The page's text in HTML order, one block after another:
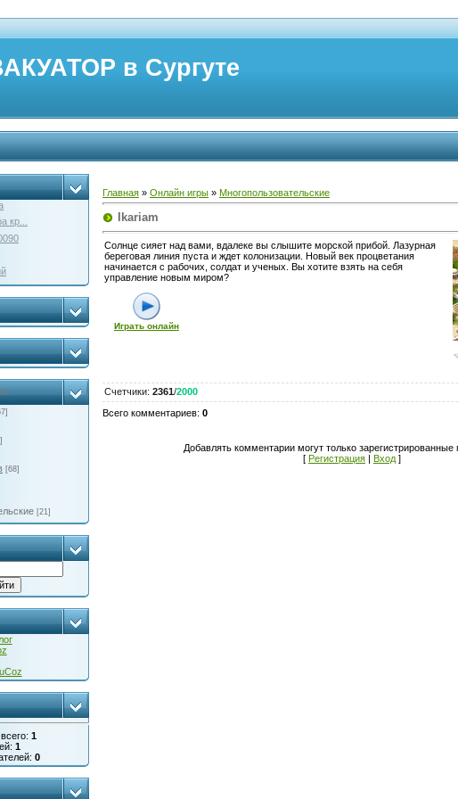
в Сургуте
кр...
[68]
[21]
1
1
0
Главная » Онлайн игры » Многопользовательские
Ikariam
Солнце сияет над вами, вдалеке вы слышите морской прибой. Лазурная
береговая линия пуста и ждет колонизации. Новый век процветания
начинается с рабочих, солдат и ученых. Вы хотите взять на себя
управление новым миром?
Играть онлайн
Счетчики: 2361/2000
Всего комментариев: 0
Добавлять комментарии могут только зарегистрированные
[ Регистрация Вход ]